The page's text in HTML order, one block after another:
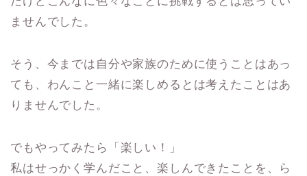
ませんでした。
そう、今までは自分や家族のために使うことはあっ
ても、わんこと一緒に楽しめるとは考えたことはあ
りませんでした。
でもやってみたら「楽しい！」
私はせっかく学んだこと、楽しんできたことを、ら